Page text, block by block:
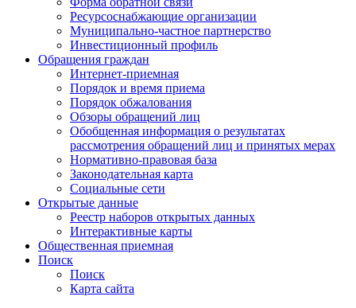
Ресурсоснабжающие организации
Муниципально-частное партнерство
Инвестиционный профиль
Обращения граждан
Интернет-приемная
Порядок и время приема
Порядок обжалования
Обзоры обращений лиц
Обобщенная информация о результатах
рассмотрения обращений лиц и принятых мерах
Нормативно-правовая база
Законодательная карта
Социальные сети
Открытые данные
Реестр наборов открытых данных
Интерактивные карты
Общественная приемная
Поиск
Поиск
Карта сайта